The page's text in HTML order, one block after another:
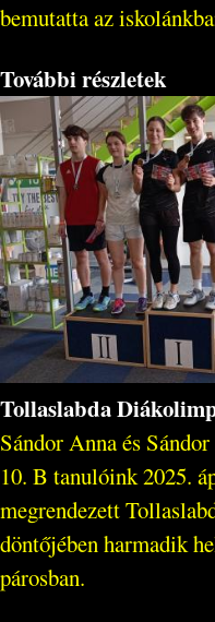
bemutatta az
További részletek
Tollaslabda
Sándor Anna és
10. B tanulóink 2025.
megrendezett
döntőjében harmadik
párosban.